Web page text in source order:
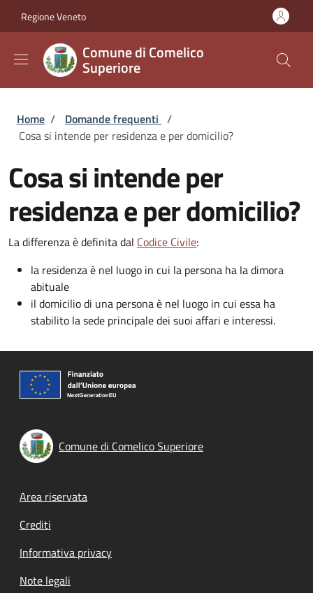
Regione Veneto
Comune di Comelico
Superiore
Briciole di pane
Home / Domande frequenti /
Cosa si intende per residenza e per domicilio?
Cosa si intende per
residenza e per domicilio?
La differenza è definita dal Codice Civile:
la residenza è nel luogo in cui la persona ha la dimora
abituale
il domicilio di una persona è nel luogo in cui essa ha
stabilito la sede principale dei suoi affari e interessi.
Comune di Comelico Superiore
Footer menu
Area riservata
Crediti
Informativa privacy
Note legali